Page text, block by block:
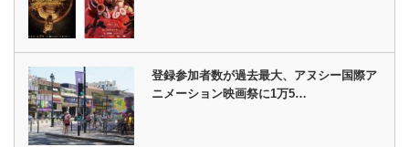
登録参加者数が過去最大、アヌシー国際ア
ニメーション映画祭に1万5…